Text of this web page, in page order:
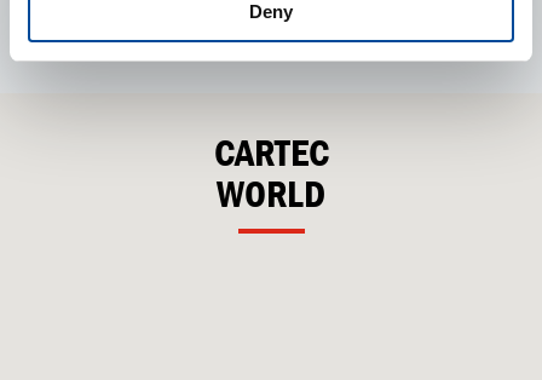
Deny
CARTEC
WORLD